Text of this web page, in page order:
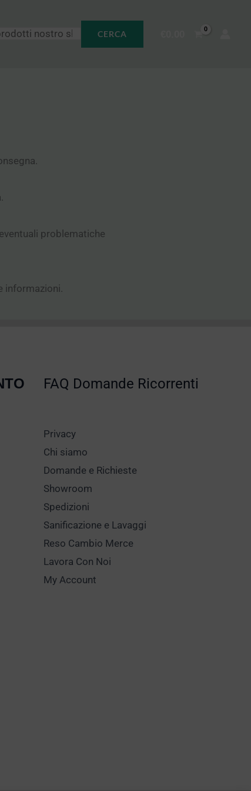
CERCA
problematiche
informazioni.
FAQ Domande Ricorrenti
Privacy
Chi siamo
Domande e Richieste
Showroom
Spedizioni
Sanificazione e Lavaggi
Reso Cambio Merce
Lavora Con Noi
My Account